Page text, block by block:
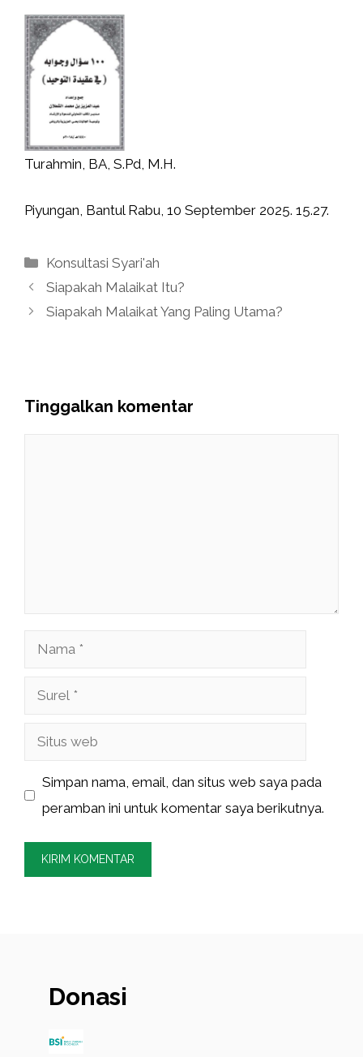
Turahmin, BA, S.Pd, M.H.
Piyungan, Bantul Rabu, 10 September 2025. 15.27.
Kategori
Konsultasi Syari'ah
Siapakah Malaikat Itu?
Siapakah Malaikat Yang Paling Utama?
Tinggalkan komentar
Nama
Surel
Situs
Simpan nama, email, dan situs web saya pada
peramban ini untuk komentar saya berikutnya.
Donasi